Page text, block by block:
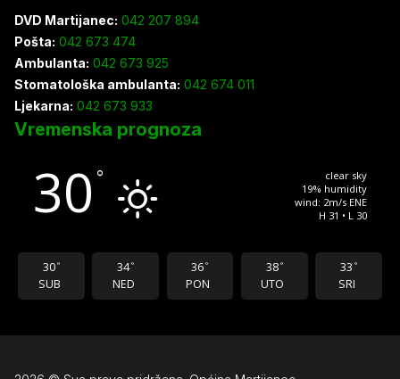
DVD Martijanec: 042 207 894
Pošta: 042 673 474
Ambulanta: 042 673 925
Stomatološka ambulanta: 042 674 011
Ljekarna: 042 673 933
Vremenska prognoza
30 °
clear sky
19% humidity
wind: 2m/s ENE
H 31 • L 30
30 °
SUB
34 °
NED
36 °
PON
38 °
UTO
33 °
SRI